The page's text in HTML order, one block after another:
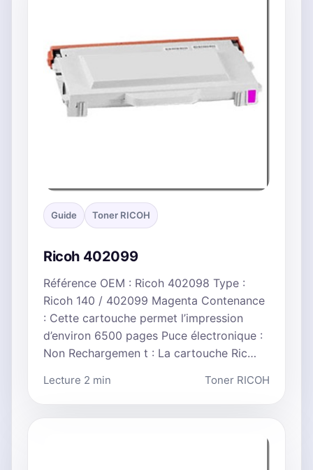
Guide Toner RICOH
Ricoh 402099
Référence OEM : Ricoh 402098 Type :
Ricoh 140 / 402099 Magenta Contenance
: Cette cartouche permet l’impression
d’environ 6500 pages Puce électronique :
Non Rechargemen t : La cartouche Ric…
Lecture 2 min Toner RICOH